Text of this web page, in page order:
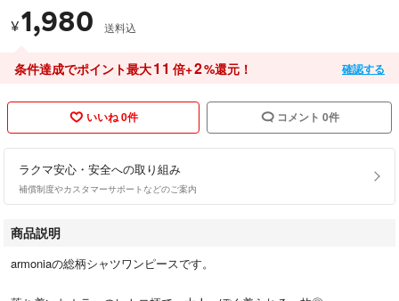
¥1,980 送料込
条件達成でポイント最大11 倍+2%還元！ 確認する
いいね 0件 コメント 0件
ラクマ安心・安全への取り組み
補償制度やカスタマーサポートなどのご案内
商品説明
armoniaの総柄シャツワンピースです。